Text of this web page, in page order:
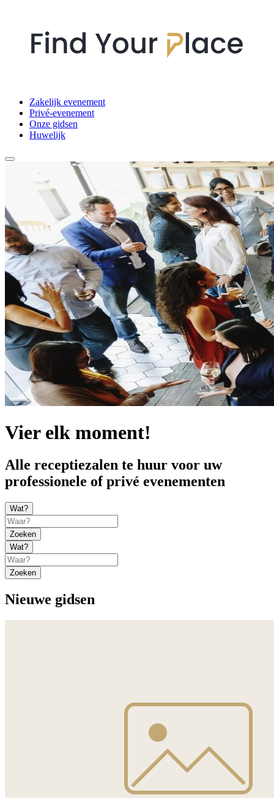
Zakelijk evenement
Privé-evenement
Onze gidsen
Huwelijk
Vier elk moment!
Alle receptiezalen te huur voor uw
professionele of privé evenementen
Wat?
Zoeken
Wat?
Zoeken
Nieuwe gidsen